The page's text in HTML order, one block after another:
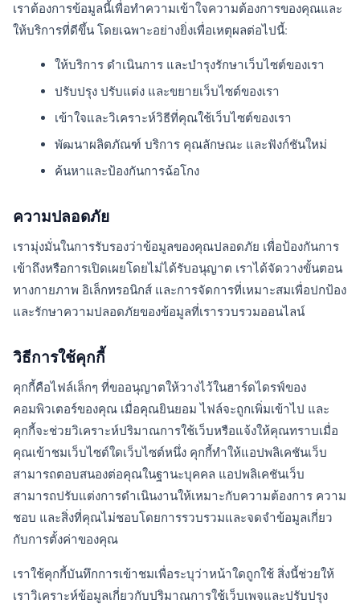
เราต้องการข้อมูลนี้เพื่อทำความเข้าใจความต้องการของคุณและ
ให้บริการที่ดีขึ้น โดยเฉพาะอย่างยิ่งเพื่อเหตุผลต่อไปนี้:
ให้บริการ ดำเนินการ และบำรุงรักษาเว็บไซต์ของเรา
ปรับปรุง ปรับแต่ง และขยายเว็บไซต์ของเรา
เข้าใจและวิเคราะห์วิธีที่คุณใช้เว็บไซต์ของเรา
พัฒนาผลิตภัณฑ์ บริการ คุณลักษณะ และฟังก์ชันใหม่
ค้นหาและป้องกันการฉ้อโกง
ความปลอดภัย
เรามุ่งมั่นในการรับรองว่าข้อมูลของคุณปลอดภัย เพื่อป้องกันการ
เข้าถึงหรือการเปิดเผยโดยไม่ได้รับอนุญาต เราได้จัดวางขั้นตอน
ทางกายภาพ อิเล็กทรอนิกส์ และการจัดการที่เหมาะสมเพื่อปกป้อง
และรักษาความปลอดภัยของข้อมูลที่เรารวบรวมออนไลน์
วิธีการใช้คุกกี้
คุกกี้คือไฟล์เล็กๆ ที่ขออนุญาตให้วางไว้ในฮาร์ดไดรฟ์ของ
คอมพิวเตอร์ของคุณ เมื่อคุณยินยอม ไฟล์จะถูกเพิ่มเข้าไป และ
คุกกี้จะช่วยวิเคราะห์ปริมาณการใช้เว็บหรือแจ้งให้คุณทราบเมื่อ
คุณเข้าชมเว็บไซต์ใดเว็บไซต์หนึ่ง คุกกี้ทำให้แอปพลิเคชันเว็บ
สามารถตอบสนองต่อคุณในฐานะบุคคล แอปพลิเคชันเว็บ
สามารถปรับแต่งการดำเนินงานให้เหมาะกับความต้องการ ความ
ชอบ และสิ่งที่คุณไม่ชอบโดยการรวบรวมและจดจำข้อมูลเกี่ยว
กับการตั้งค่าของคุณ
เราใช้คุกกี้บันทึกการเข้าชมเพื่อระบุว่าหน้าใดถูกใช้ สิ่งนี้ช่วยให้
เราวิเคราะห์ข้อมูลเกี่ยวกับปริมาณการใช้เว็บเพจและปรับปรุง